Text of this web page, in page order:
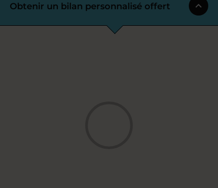
Obtenir un bilan personnalisé offert